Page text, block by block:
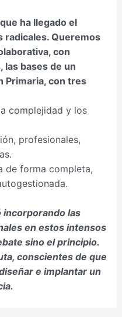
ha llegado el
radicales. Queremos
con
las bases de un
Primaria, con tres
complejidad y los
profesionales,
de forma completa,
incorporando las
en estos intensos
sino el principio.
conscientes de que
e implantar un